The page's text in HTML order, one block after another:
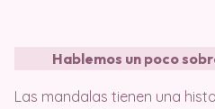
Hablemos un poco
Las mandalas tienen una